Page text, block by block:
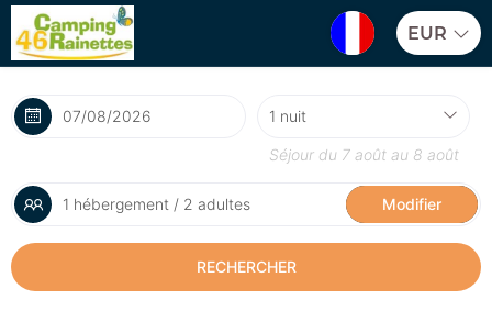
EUR
Séjour du 7 août au 8 août
1 hébergement / 2 adultes Modifier